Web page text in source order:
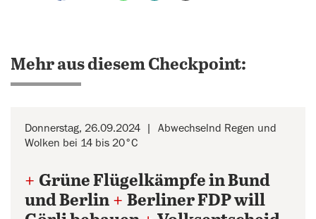
Mehr aus diesem Checkpoint:
Donnerstag, 26.09.2024
Abwechselnd Regen und
Wolken bei 14 bis 20°C
+ Grüne Flügelkämpfe in Bund
und Berlin + Berliner FDP will